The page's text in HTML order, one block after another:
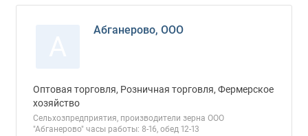
Абганерово, ООО
Оптовая торговля, Розничная торговля, Фермерское
хозяйство
Сельхозпредприятия, производители зерна ООО
"Абганерово" часы работы: 8-16, обед 12-13